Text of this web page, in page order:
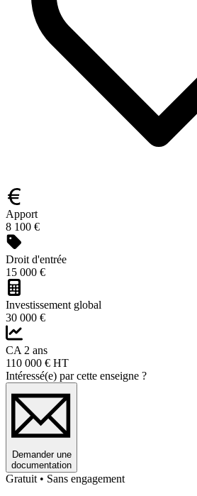
Apport
8 100 €
Droit d'entrée
15 000 €
Investissement global
30 000 €
CA 2 ans
110 000 € HT
Intéressé(e) par cette enseigne ?
Demander une
documentation
Gratuit • Sans engagement